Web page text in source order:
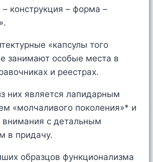
– конструкция – форма –
«капсулы того
занимают особые места в
и реестрах.
них является лапидарным
«молчаливого поколения»* и
внимания с детальным
в придачу.
образцов функционализма